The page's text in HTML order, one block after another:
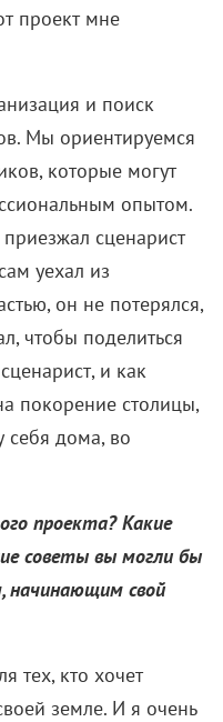
проект мне
и поиск
Мы ориентируемся
которые могут
опытом.
сценарист
уехал из
он не потерялся,
чтобы поделиться
и как
покорение столицы,
себя дома, во
проекта? Какие
советы вы могли бы
начинающим свой
тех, кто хочет
земле. И я очень